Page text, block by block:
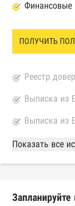
Финансовые
ПОЛУЧИТЬ
Реестр
Выписка из
Выписка из
База
Реестры
Реестр
Показать все